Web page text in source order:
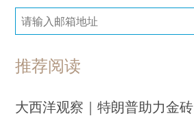
推荐阅读
大西洋观察｜特朗普助力金砖